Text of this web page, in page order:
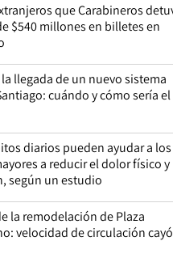
que Carabineros
$540 millones en billetes en
llegada de un nuevo sistema
cuándo y cómo sería el
diarios pueden ayudar a los
a reducir el dolor físico y
según un estudio
la remodelación de Plaza
velocidad de circulación